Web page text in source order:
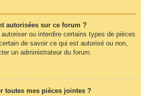
autorisées sur ce forum ?
ou interdire certains types de pièces
de savoir ce qui est autorisé ou non,
un administrateur du forum.
toutes mes pièces jointes ?